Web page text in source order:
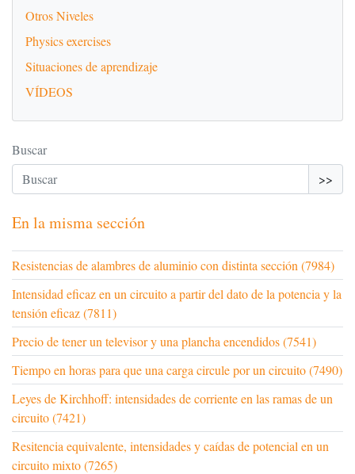
Otros Niveles
Physics exercises
Situaciones de aprendizaje
VÍDEOS
Buscar
>>
En la misma sección
Resistencias de alambres de aluminio con distinta sección (7984)
Intensidad eficaz en un circuito a partir del dato de la potencia y la
tensión eficaz (7811)
Precio de tener un televisor y una plancha encendidos (7541)
Tiempo en horas para que una carga circule por un circuito (7490)
Leyes de Kirchhoff: intensidades de corriente en las ramas de un
circuito (7421)
Resitencia equivalente, intensidades y caídas de potencial en un
circuito mixto (7265)